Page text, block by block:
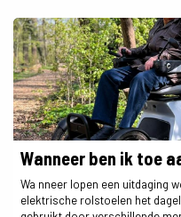
Wanneer ben ik toe
Wa nneer lopen een uitdaging
elektrische rolstoelen het